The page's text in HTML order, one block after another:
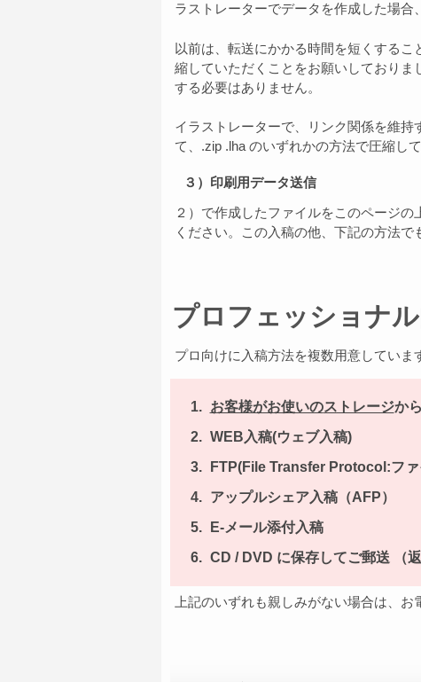
ラストレーターでデータを作成した場合
以前は、転送にかかる時間を短くする
縮していただくことをお願いしており
する必要はありません。
イラストレーターで、リンク関係を維
て、.zip .lha のいずれかの方法で圧縮して
３）印刷用データ送信
２）で作成したファイルをこのページ
ください。この入稿の他、下記の方法で
プロフェッショナ
プロ向けに入稿方法を複数用意してい
お客様がお使いのストレージか
WEB 入稿(ウェブ入稿)
FTP(File Transfer Protocol:ファ
アップルシェア入稿（AFP）
E-メール添付入稿
CD / DVD に保存してご郵送 （
上記のいずれも親しみがない場合は、